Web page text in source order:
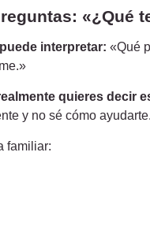
«¿Qué
interpretar: «Qué
quieres decir
y no sé cómo
familiar: